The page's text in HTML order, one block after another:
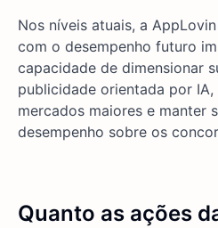
Nos níveis atuais, a
com o desempenho futuro
capacidade de dimensionar
publicidade orientada por
mercados maiores e manter
desempenho sobre os
Quanto as ações